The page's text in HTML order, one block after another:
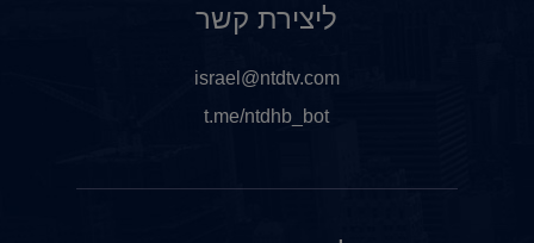
ליצירת קשר
israel@ntdtv.com
t.me/ntdhb_bot